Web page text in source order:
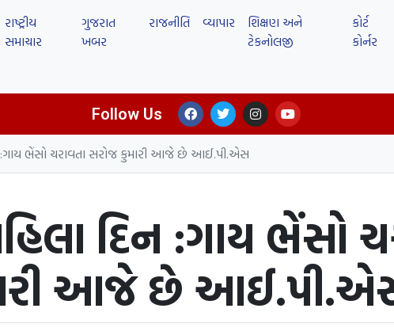
રાષ્ટ્રીય
સમાચાર
ગુજરાત
ખબર
રાજનીતિ વ્યાપાર
શિક્ષણ અને
ટેકનોલજી
કોર્ટ
કોર્નર
Follow Us
:ગાય ભેંસો ચરાવતા સરોજ કુમારી આજે છે આઈ.પી.એસ
દિન :ગાય ભેંસો
આજે છે